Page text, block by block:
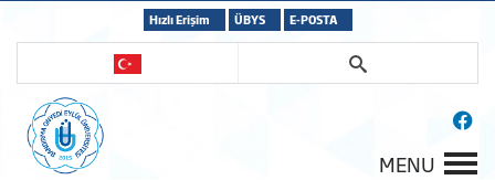
Hızlı Erişim ÜBYS E-POSTA
MENU